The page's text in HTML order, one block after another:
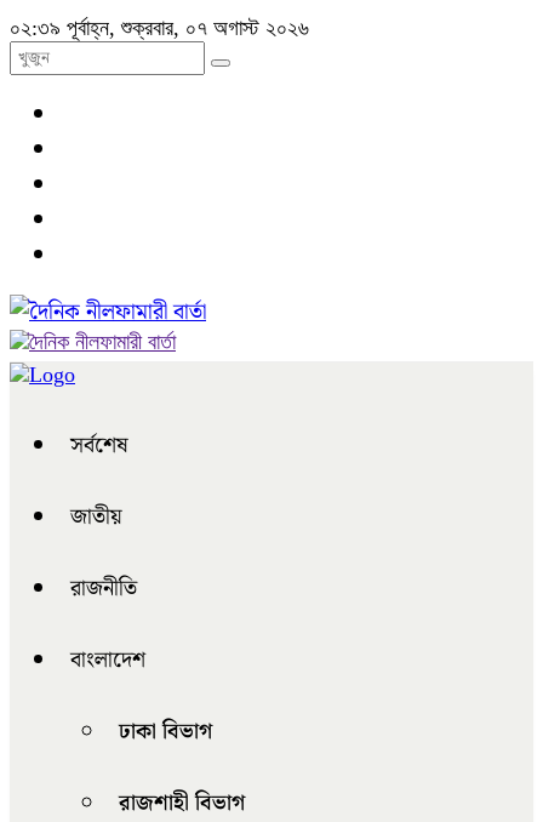
০২:৩৯ পূর্বাহ্ন, শুক্রবার, ০৭ অগাস্ট ২০২৬
সর্বশেষ
জাতীয়
রাজনীতি
বাংলাদেশ
ঢাকা বিভাগ
রাজশাহী বিভাগ